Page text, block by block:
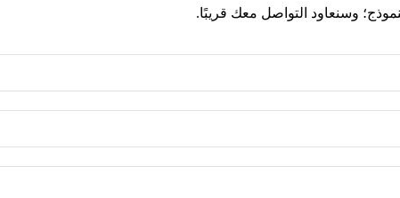
وسنعاود التواصل معك قريبًا.